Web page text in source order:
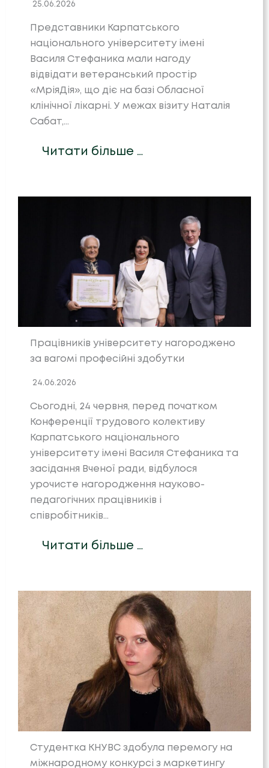
25.06.2026
Представники Карпатського
національного університету імені
Василя Стефаника мали нагоду
відвідати ветеранський простір
«МріяДія», що діє на базі Обласної
клінічної лікарні. У межах візиту Наталія
Сабат,…
Читати більше …
Працівників університету нагороджено
за вагомі професійні здобутки
24.06.2026
Сьогодні, 24 червня, перед початком
Конференції трудового колективу
Карпатського національного
університету імені Василя Стефаника та
засідання Вченої ради, відбулося
урочисте нагородження науково-
педагогічних працівників і
співробітників…
Читати більше …
Студентка КНУВС здобула перемогу на
міжнародному конкурсі з маркетингу